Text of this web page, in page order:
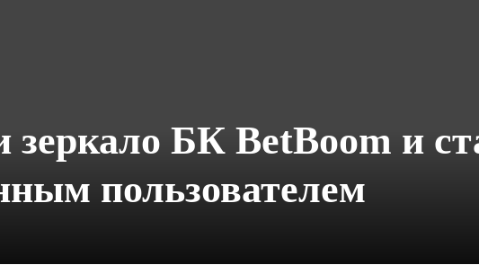
зеркало БК BetBoom и
пользователем